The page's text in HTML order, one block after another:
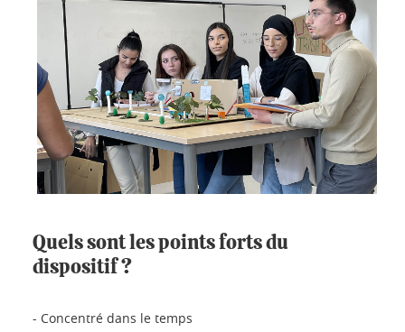
Quels sont les points forts du
dispositif ?
- Concentré dans le temps